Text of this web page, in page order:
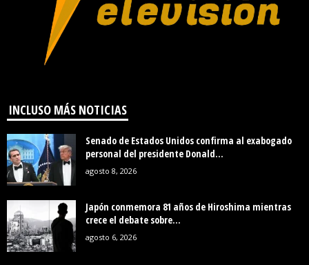
INCLUSO MÁS NOTICIAS
Senado de Estados Unidos confirma al exabogado
personal del presidente Donald...
agosto 8, 2026
Japón conmemora 81 años de Hiroshima mientras
crece el debate sobre...
agosto 6, 2026